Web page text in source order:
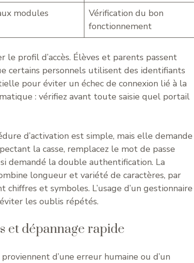
modules
Vérification du bon
fonctionnement
le profil d’accès. Élèves et parents passent
certains personnels utilisent des identifiants
pour éviter un échec de connexion lié à la
: vérifiez avant toute saisie quel portail
d’activation est simple, mais elle demande
la casse, remplacez le mot de passe
demandé la double authentification. La
longueur et variété de caractères, par
et symboles. L’usage d’un gestionnaire
les oublis répétés.
et dépannage rapide
d’une erreur humaine ou d’un